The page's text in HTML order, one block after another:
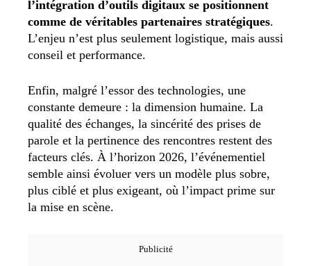
l’intégration d’outils digitaux se positionnent
comme de véritables partenaires stratégiques.
L’enjeu n’est plus seulement logistique, mais aussi
conseil et performance.
Enfin, malgré l’essor des technologies, une
constante demeure : la dimension humaine. La
qualité des échanges, la sincérité des prises de
parole et la pertinence des rencontres restent des
facteurs clés. À l’horizon 2026, l’événementiel
semble ainsi évoluer vers un modèle plus sobre,
plus ciblé et plus exigeant, où l’impact prime sur
la mise en scène.